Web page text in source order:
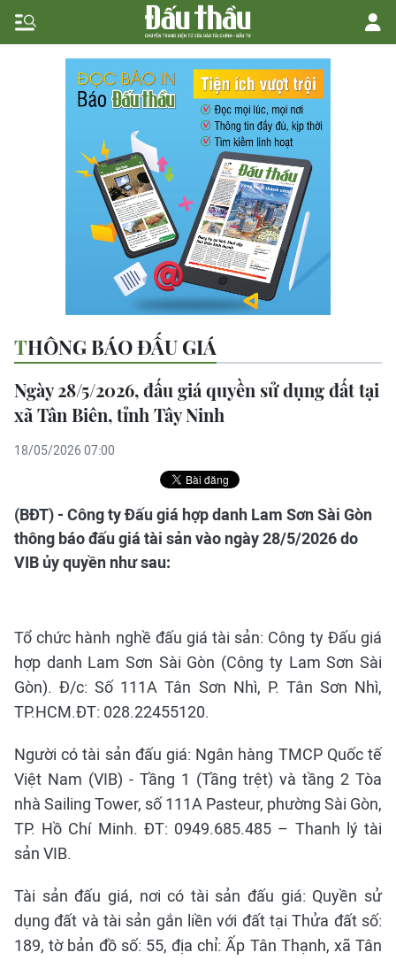
THÔNG BÁO ĐẤU GIÁ
Ngày 28/5/2026, đấu giá quyền sử dụng đất tại
xã Tân Biên, tỉnh Tây Ninh
18/05/2026 07:00
(BĐT) - Công ty Đấu giá hợp danh Lam Sơn Sài Gòn
thông báo đấu giá tài sản vào ngày 28/5/2026 do
VIB ủy quyền như sau:
Tổ chức hành nghề đấu giá tài sản: Công ty Đấu giá
hợp danh Lam Sơn Sài Gòn (Công ty Lam Sơn Sài
Gòn). Đ/c: Số 111A Tân Sơn Nhì, P. Tân Sơn Nhì,
TP.HCM.ĐT: 028.22455120.
Người có tài sản đấu giá: Ngân hàng TMCP Quốc tế
Việt Nam (VIB) - Tầng 1 (Tầng trệt) và tầng 2 Tòa
nhà Sailing Tower, số 111A Pasteur, phường Sài Gòn,
TP. Hồ Chí Minh. ĐT: 0949.685.485 – Thanh lý tài
sản VIB.
Tài sản đấu giá, nơi có tài sản đấu giá: Quyền sử
dụng đất và tài sản gắn liền với đất tại Thửa đất số:
189, tờ bản đồ số: 55, địa chỉ: Ấp Tân Thạnh, xã Tân